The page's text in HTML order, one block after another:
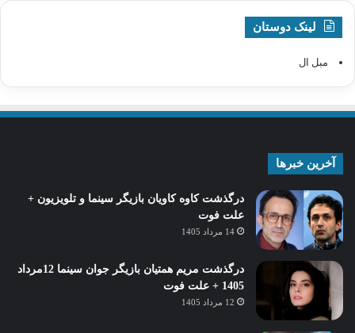
لینک دوستان
مبل ال
آخرین خبرها
درگذشت کاوه کاویان بازیگر سینما و تلویزیون +
علت فوت
14 مرداد 1405
درگذشت مریم همتیان بازیگر جوان سینما 12مرداد
1405 + علت فوت
12 مرداد 1405